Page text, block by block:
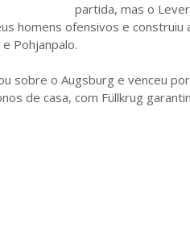
partida, mas o
homens ofensivos e construiu
e Pohjanpalo.
sobre o Augsburg e venceu
de casa, com Füllkrug